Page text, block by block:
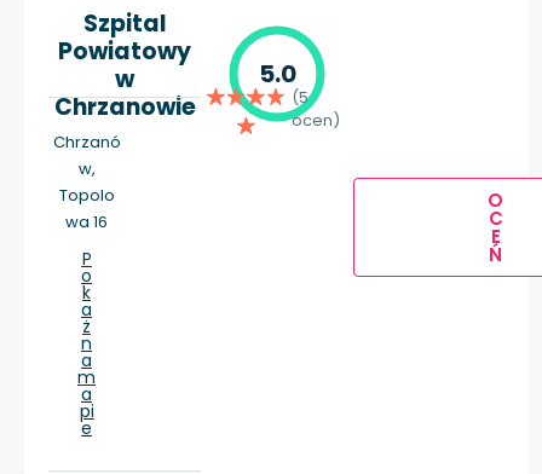
Szpital
Powiatowy
w
Chrzanowie
Chrzanó
w,
Topolo
wa 16
P
o
k
a
ż
n
a
m
a
pi
e
5.0
(5
ocen)
O
C
E
Ń